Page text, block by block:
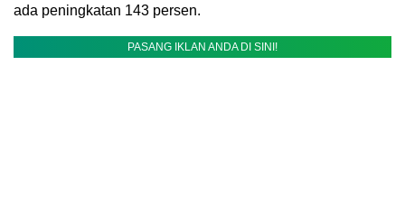
ada peningkatan 143 persen.
PASANG IKLAN ANDA DI SINI!